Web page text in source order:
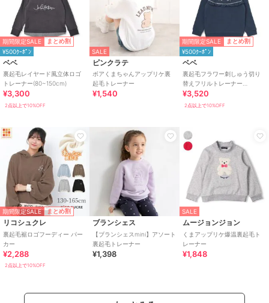
期間限定SALE まとめ割
¥500ｸｰﾎﾟﾝ
ベベ
裏起毛レイヤード風立体ロゴ
トレーナー(80~150cm)
¥3,300
2点以上で10%OFF
SALE
ピンクラテ
ボアくまちゃんアップリケ裏
起毛トレーナー
¥1,540
期間限定SALE まとめ割
¥500ｸｰﾎﾟﾝ
ベベ
裏起毛フラワー刺しゅう切り
替えフリルトレーナー
(90~150cm)
¥3,520
2点以上で10%OFF
期間限定SALE まとめ割
リコシュクレ
裏起毛裾ロゴフーディー パー
カー
¥2,288
2点以上で10%OFF
ブランシェス
【ブランシェスmini】アソート
裏起毛トレーナー
¥1,398
SALE
ムージョンジョン
くまアップリケ爆温裏起毛ト
レーナー
¥1,848